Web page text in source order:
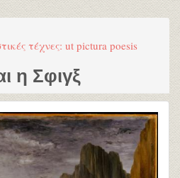
τέχνες: ut pictura poesis
η Σφιγξ